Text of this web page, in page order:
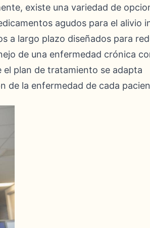
existe una variedad de
agudos para el alivio
a largo plazo diseñados para
de una enfermedad crónica
plan de tratamiento se adapta
de la enfermedad de cada